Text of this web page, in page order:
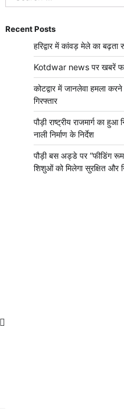
for:
Recent Posts
हरिद्वार में कांवड़ मेले का
Kotdwar news पर खबरें
कोटद्वार में जानलेवा हमला
गिरफ्तार
पौड़ी राष्ट्रीय राजमार्ग का
नाली निर्माण के निर्देश
पौड़ी बस अड्डे पर “फीडिंग
शिशुओं को मिलेगा सुरक्षित और